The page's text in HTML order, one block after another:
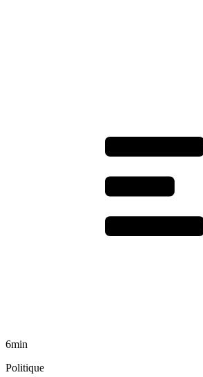
6min
Politique